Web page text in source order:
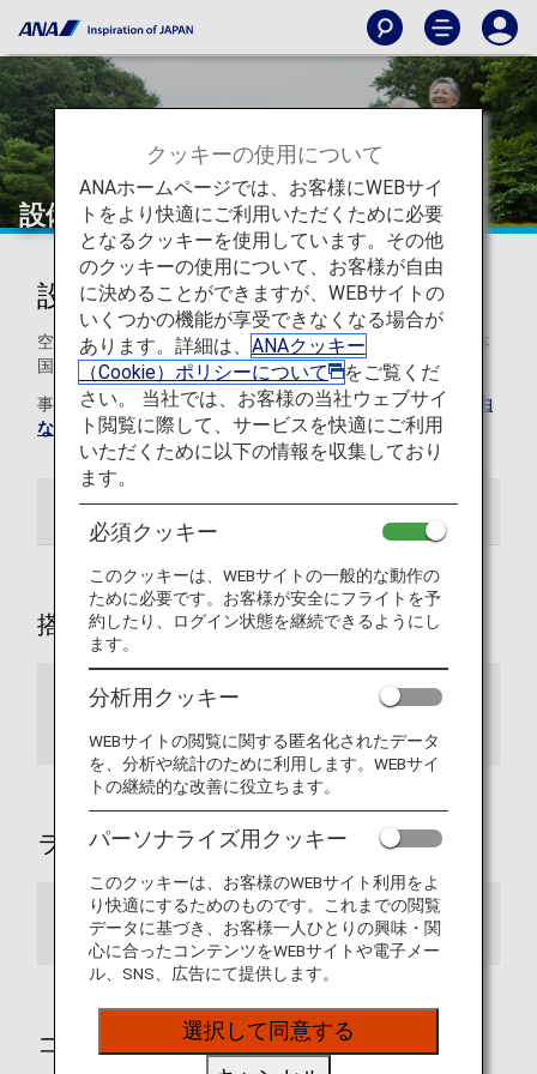
設備・施設のご案内
設備・施設のご案内
空港内の設備や施設のご案内です。特定の空港や機種、日本
国内のみのご提供となる機器もございます。
事前に予約が必要な貸し出し物品は、ANAおからだの不自由
な方の相談デスクまでご連絡ください。
空港内 搭乗時 機内
搭乗手続きカウンター
SPECIAL ASSISTANCE お手伝いが必要なお
ラウンジ内設備
ANAラウンジ
コミュニケーションツール
クッキーの使用について
ANAホームページでは、お客様にWEBサイ
トをより快適にご利用いただくために必要
となるクッキーを使用しています。その他
のクッキーの使用について、お客様が自由
に決めることができますが、WEBサイトの
いくつかの機能が享受できなくなる場合が
あります。詳細は、 ANAクッキー
（Cookie）ポリシーについて
をご覧くだ
さい。 当社では、お客様の当社ウェブサイ
ト閲覧に際して、サービスを快適にご利用
いただくために以下の情報を収集しており
ます。
必須クッキー
このクッキーは、WEBサイトの一般的な動作の
ために必要です。お客様が安全にフライトを予
約したり、ログイン状態を継続できるようにし
ます。
分析用クッキー
WEBサイトの閲覧に関する匿名化されたデータ
を、分析や統計のために利用します。WEBサイ
トの継続的な改善に役立ちます。
パーソナライズ用クッキー
このクッキーは、お客様のWEBサイト利用をよ
り快適にするためのものです。これまでの閲覧
データに基づき、お客様一人ひとりの興味・関
心に合ったコンテンツをWEBサイトや電子メー
ル、SNS、広告にて提供します。
選択して同意する